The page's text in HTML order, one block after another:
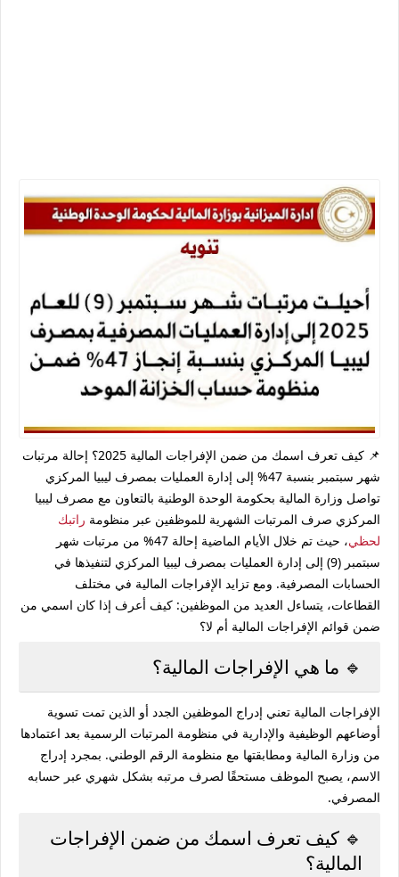
📌 كيف تعرف اسمك من ضمن الإفراجات المالية 2025؟ إحالة مرتبات
شهر سبتمبر بنسبة 47% إلى إدارة العمليات بمصرف ليبيا المركزي
تواصل وزارة المالية بحكومة الوحدة الوطنية بالتعاون مع مصرف ليبيا
المركزي صرف المرتبات الشهرية للموظفين عبر منظومة راتبك
لحظي، حيث تم خلال الأيام الماضية
إحالة 47% من مرتبات شهر
سبتمبر (9) إلى إدارة العمليات بمصرف ليبيا المركزي
لتنفيذها في
الحسابات المصرفية. ومع تزايد الإفراجات المالية في مختلف
القطاعات، يتساءل العديد من الموظفين: كيف أعرف إذا كان اسمي من
ضمن قوائم الإفراجات المالية أم لا؟
🔹 ما هي الإفراجات المالية؟
الإفراجات المالية تعني إدراج الموظفين الجدد أو الذين تمت تسوية
أوضاعهم الوظيفية والإدارية في منظومة المرتبات الرسمية بعد اعتمادها
من وزارة المالية ومطابقتها مع منظومة الرقم الوطني. بمجرد إدراج
الاسم، يصبح الموظف مستحقًا لصرف مرتبه بشكل شهري عبر حسابه
المصرفي.
🔹 كيف تعرف اسمك من ضمن الإفراجات
المالية؟